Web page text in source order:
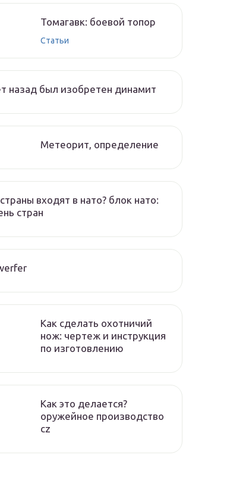
Томагавк: боевой топор
Статьи
назад был изобретен динамит
Метеорит, определение
входят в нато? блок нато:
стран
Как сделать охотничий
нож: чертеж и инструкция
по изготовлению
Как это делается?
оружейное производство
cz